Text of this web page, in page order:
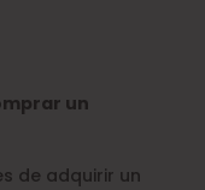
un
de adquirir un